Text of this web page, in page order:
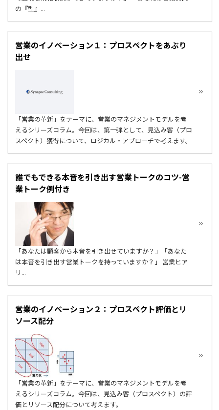
の『型』...
営業のイノベーション１：プロスペクトをあぶり
出せ
「営業の革新」をテーマに、営業のマネジメントモデルを考
えるシリーズコラム。今回は、第一弾として、見込み客（プロ
スペクト）獲得について、ロジカル・アプローチで考えます。
誰でもできる本音を引き出す営業トークのコツ-営
業トーク例付き
「あなたは顧客から本音を引き出せていますか？」「あなた
は本音を引き出す営業トークを持っていますか？」 営業ヒア
リ...
営業のイノベーション２：プロスペクト評価とリ
ソース配分
「営業の革新」をテーマに、営業のマネジメントモデルを考
えるシリーズコラム。今回は、見込み客（プロスペクト）の評
価とリソース配分について考えます。